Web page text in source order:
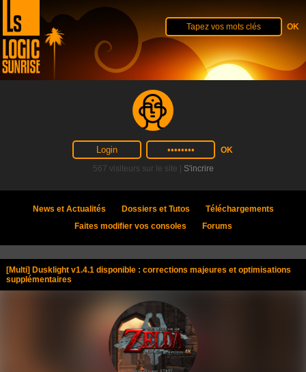
567 visiteurs sur le site | S'incrire
News et Actualités Dossiers et Tutos
Téléchargements
Faites modifier vos consoles
Forums
[Multi] Dusklight v1.4.1 disponible : corrections majeures et optimisations
supplémentaires